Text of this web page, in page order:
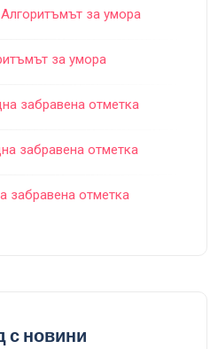
Алгоритъмът за умора
за умора
забравена отметка
забравена отметка
забравена отметка
с новини